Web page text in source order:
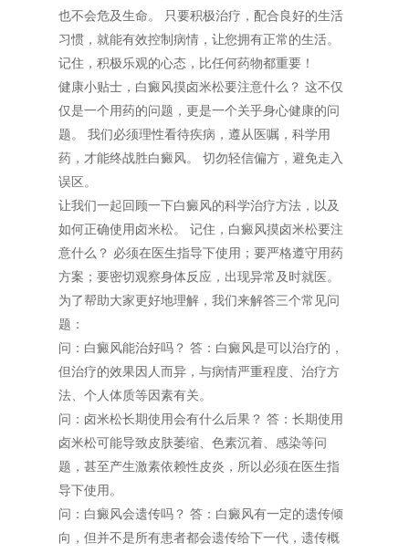
也不会危及生命。 只要积极治疗，配合良好的生活
习惯，就能有效控制病情，让您拥有正常的生活。
记住，积极乐观的心态，比任何药物都重要！
健康小贴士，白癜风摸卤米松要注意什么？ 这不仅
仅是一个用药的问题，更是一个关乎身心健康的问
题。 我们必须理性看待疾病，遵从医嘱，科学用
药，才能终战胜白癜风。 切勿轻信偏方，避免走入
误区。
让我们一起回顾一下白癜风的科学治疗方法，以及
如何正确使用卤米松。 记住，白癜风摸卤米松要注
意什么？ 必须在医生指导下使用；要严格遵守用药
方案；要密切观察身体反应，出现异常及时就医。
为了帮助大家更好地理解，我们来解答三个常见问
题：
问：白癜风能治好吗？ 答：白癜风是可以治疗的，
但治疗的效果因人而异，与病情严重程度、治疗方
法、个人体质等因素有关。
问：卤米松长期使用会有什么后果？ 答：长期使用
卤米松可能导致皮肤萎缩、色素沉着、感染等问
题，甚至产生激素依赖性皮炎，所以必须在医生指
导下使用。
问：白癜风会遗传吗？ 答：白癜风有一定的遗传倾
向，但并不是所有患者都会遗传给下一代，遗传概